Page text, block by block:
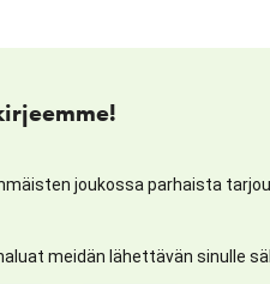
joukossa parhaista
meidän lähettävän sinulle